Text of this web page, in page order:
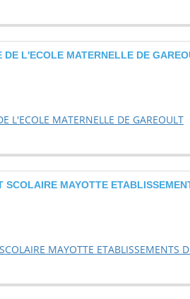
DE L'ECOLE MATERNELLE DE
L'ECOLE MATERNELLE DE GAREOULT
SCOLAIRE MAYOTTE
MAYOTTE ETABLISSEMENTS